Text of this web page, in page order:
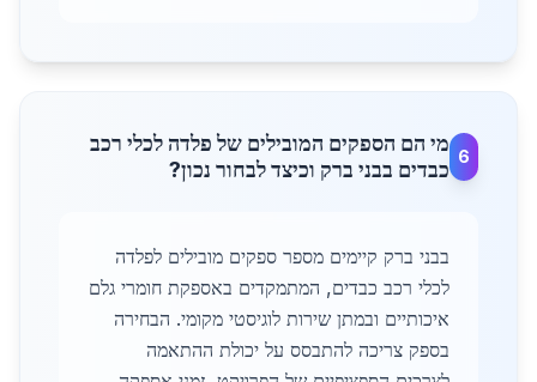
6
מי הם הספקים המובילים של פלדה לכלי רכב
כבדים בבני ברק וכיצד לבחור נכון?
בבני ברק קיימים מספר ספקים מובילים לפלדה
לכלי רכב כבדים, המתמקדים באספקת חומרי גלם
איכותיים ובמתן שירות לוגיסטי מקומי. הבחירה
בספק צריכה להתבסס על יכולת ההתאמה